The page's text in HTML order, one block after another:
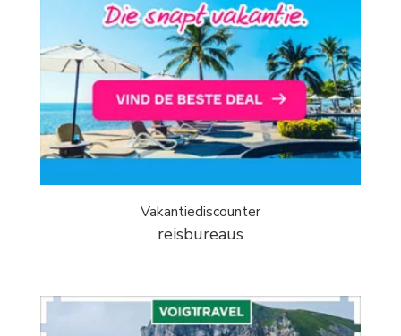
Vakantiediscounter
reisbureaus